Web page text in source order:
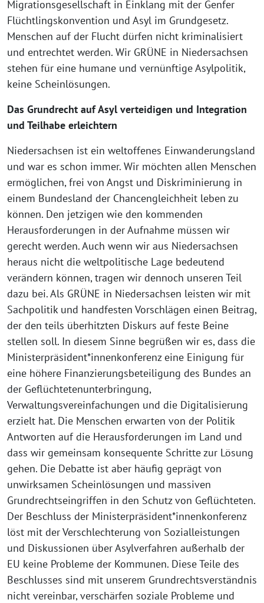
Migrationsgesellschaft in Einklang mit der Genfer
Flüchtlingskonvention und Asyl im Grundgesetz.
Menschen auf der Flucht dürfen nicht kriminalisiert
und entrechtet werden. Wir GRÜNE in Niedersachsen
stehen für eine humane und vernünftige Asylpolitik,
keine Scheinlösungen.
Das Grundrecht auf Asyl verteidigen und Integration
und Teilhabe erleichtern
Niedersachsen ist ein weltoffenes Einwanderungsland
und war es schon immer. Wir möchten allen Menschen
ermöglichen, frei von Angst und Diskriminierung in
einem Bundesland der Chancengleichheit leben zu
können. Den jetzigen wie den kommenden
Herausforderungen in der Aufnahme müssen wir
gerecht werden. Auch wenn wir aus Niedersachsen
heraus nicht die weltpolitische Lage bedeutend
verändern können, tragen wir dennoch unseren Teil
dazu bei. Als GRÜNE in Niedersachsen leisten wir mit
Sachpolitik und handfesten Vorschlägen einen Beitrag,
der den teils überhitzten Diskurs auf feste Beine
stellen soll. In diesem Sinne begrüßen wir es, dass die
Ministerpräsident*innenkonferenz eine Einigung für
eine höhere Finanzierungsbeteiligung des Bundes an
der Geflüchtetenunterbringung,
Verwaltungsvereinfachungen und die Digitalisierung
erzielt hat. Die Menschen erwarten von der Politik
Antworten auf die Herausforderungen im Land und
dass wir gemeinsam konsequente Schritte zur Lösung
gehen. Die Debatte ist aber häufig geprägt von
unwirksamen Scheinlösungen und massiven
Grundrechtseingriffen in den Schutz von Geflüchteten.
Der Beschluss der Ministerpräsident*innenkonferenz
löst mit der Verschlechterung von Sozialleistungen
und Diskussionen über Asylverfahren außerhalb der
EU keine Probleme der Kommunen. Diese Teile des
Beschlusses sind mit unserem Grundrechtsverständnis
nicht vereinbar, verschärfen soziale Probleme und